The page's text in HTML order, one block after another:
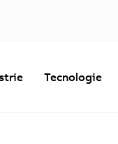
Tecnologie